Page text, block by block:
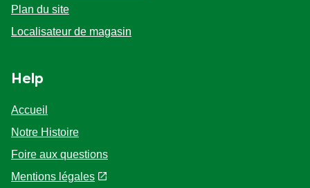
Paramètres des cookies
Plan du site
Accueil
Notre Histoire
Foire aux questions